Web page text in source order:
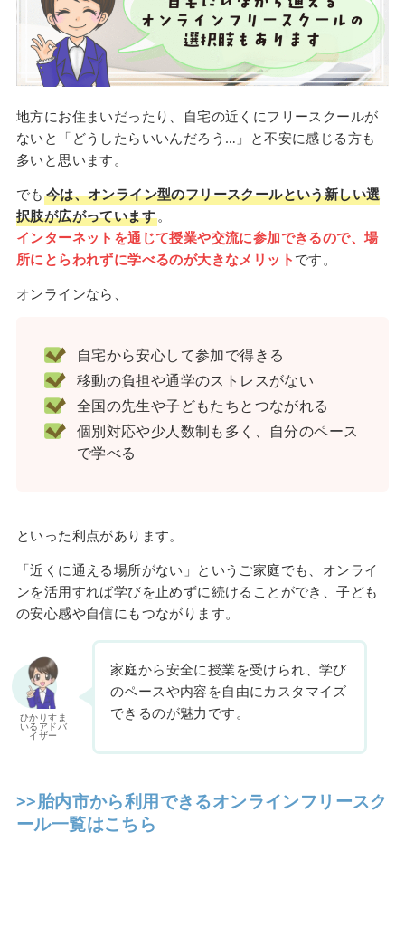
地方にお住まいだったり、自宅の近くにフリースクールが
ないと「どうしたらいいんだろう…」と不安に感じる方も
多いと思います。
でも 今は、オンライン型のフリースクールという新しい選
択肢が広がっています。
インターネットを通じて授業や交流に参加できるので、場
所にとらわれずに学べるのが大きなメリット です。
オンラインなら、
自宅から安心して参加で得きる
移動の負担や通学のストレスがない
全国の先生や子どもたちとつながれる
個別対応や少人数制も多く、自分のペース
で学べる
といった利点があります。
「近くに通える場所がない」というご家庭でも、オンライ
ンを活用すれば学びを止めずに続けることができ、子ども
の安心感や自信にもつながります。
ひかりすま
いるアドバ
イザー
家庭から安全に授業を受けられ、学び
のペースや内容を自由にカスタマイズ
できるのが魅力です。
>>胎内市から利用できるオンラインフリースク
ール一覧はこちら